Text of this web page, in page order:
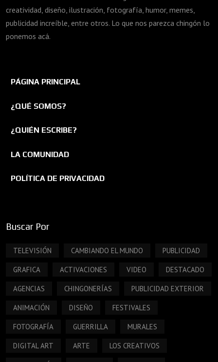
creatividad, diseño, ilustración, fotografía, humor, memes,
publicidad increíble, entre otros. Lo que nos parezca chingón lo
ponemos acá.
PÁGINA PRINCIPAL
¿QUÉ SOMOS?
¿QUIÉN ESCRIBE?
LA COMUNIDAD
POLÍTICA DE PRIVACIDAD
Buscar Por
TELEVISIÓN CAMBIANDO EL MUNDO PUBLICIDAD
GRAFICA ACTIVACIONES VIDEO DESTACADO
AGENCIAS CHINGONERÍAS PUBLICIDAD EXTERIOR
ANIMACIÓN DISEÑO FESTIVALES
FOTOGRAFÍA GUERRILLA MURALES
DIGITAL ART ARTE LOS CREATIVOS